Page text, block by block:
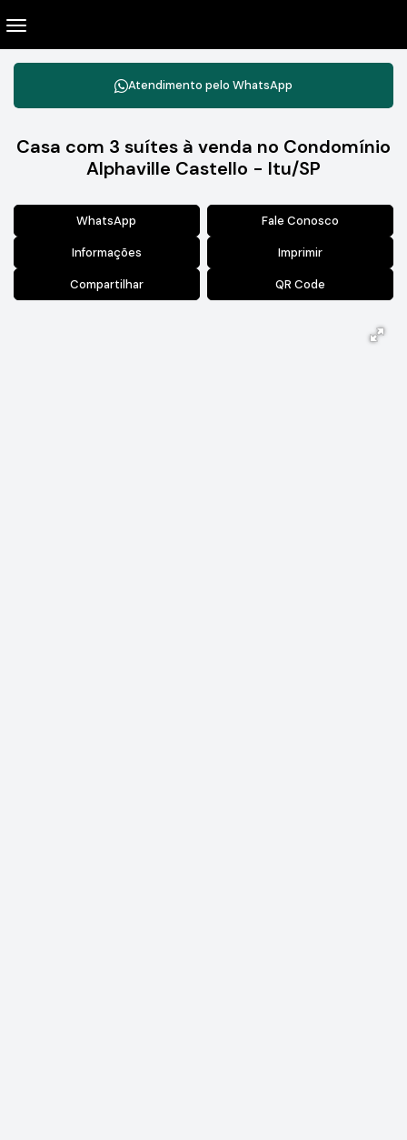
Atendimento pelo WhatsApp
Casa com 3 suítes à venda no Condomínio
Alphaville Castello - Itu/SP
WhatsApp Fale Conosco
Informações Imprimir
Compartilhar QR Code